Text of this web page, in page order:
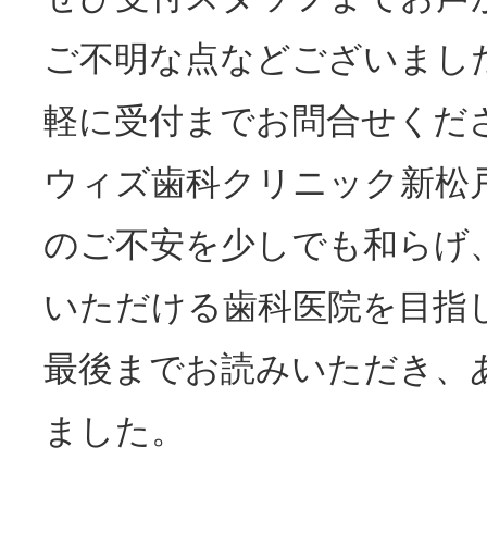
ご不明な点などございまし
軽に受付までお問合せくだ
ウィズ歯科クリニック新松
のご不安を少しでも和らげ
いただける歯科医院を目指
最後までお読みいただき、
ました。